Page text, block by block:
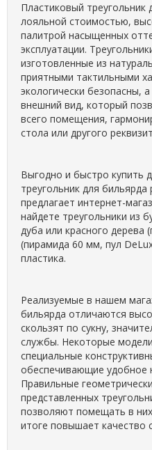
Пластиковый треугольник
лояльной стоимостью,
палитрой насыщенных
эксплуатации.
изготовленные из
приятными тактильными
экологически безопасны,
внешний вид, который
всего помещения,
стола или другого
Выгодно и быстро купить
треугольник для
предлагает интернет-
найдете треугольники из
дуба или красного дерева
(пирамида 60 мм, пул
пластика.
Реализуемые в нашем
бильярда отличаются
скользят по сукну,
службы. Некоторые
специальные
обеспечивающие удобное
Правильные
представленных
позволяют помещать в
итоге повышает качество